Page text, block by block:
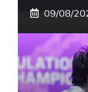
09/08/